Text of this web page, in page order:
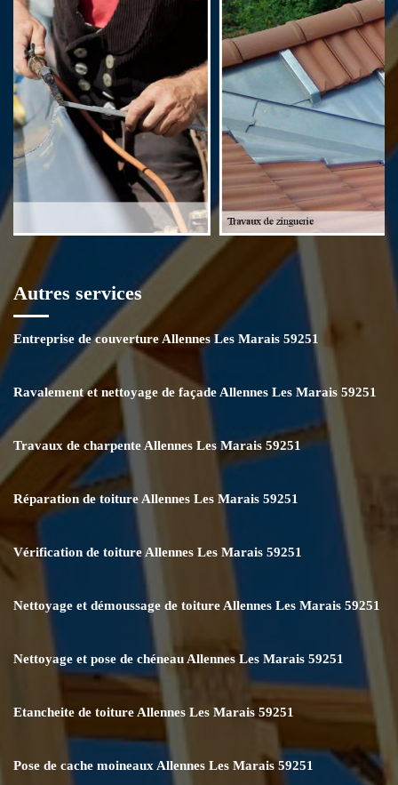
chevronnés. Pour établir un devis détaillé, nous sommes à votre
disposition. Contactez-nous ou rendez-vous auprès de notre siège.
Autres services
Entreprise de couverture Allennes Les Marais 59251
Ravalement et nettoyage de façade Allennes Les Marais 59251
Travaux de charpente Allennes Les Marais 59251
Réparation de toiture Allennes Les Marais 59251
Vérification de toiture Allennes Les Marais 59251
Nettoyage et démoussage de toiture Allennes Les Marais 59251
Nettoyage et pose de chéneau Allennes Les Marais 59251
Etancheite de toiture Allennes Les Marais 59251
Pose de cache moineaux Allennes Les Marais 59251